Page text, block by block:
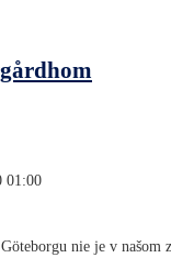
01:00
nie je v